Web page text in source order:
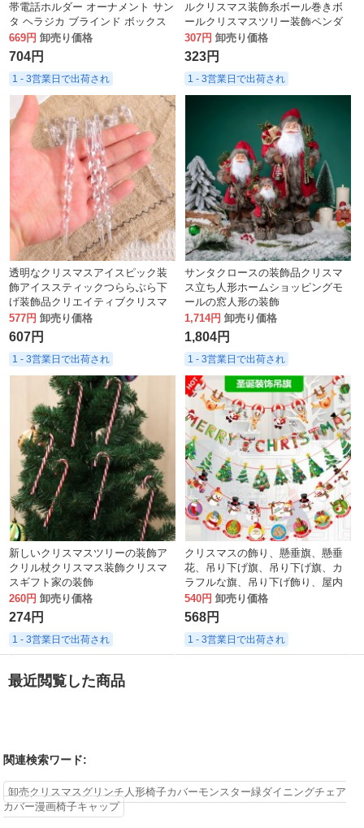
帯電話ホルダー オーナメント サン
タ ヘラジカ ブラインド ボックス
ガール ハート タブレット ホルダ
ー ギフト
669円 卸売り価格
704円
1 - 3営業日で出荷され
ルクリスマス装飾糸ボール巻きボ
ールクリスマスツリー装飾ペンダ
ント手作りボール花アクセサリー
307円 卸売り価格
323円
1 - 3営業日で出荷され
透明なクリスマスアイスピック装
飾アイススティックつららぶら下
げ装飾品クリエイティブクリスマ
スツリーネジアイスペンダント
577円 卸売り価格
607円
1 - 3営業日で出荷され
サンタクロースの装飾品クリスマ
ス立ち人形ホームショッピングモ
ールの窓人形の装飾
1,714円 卸売り価格
1,804円
1 - 3営業日で出荷され
新しいクリスマスツリーの装飾ア
クリル杖クリスマス装飾クリスマ
スギフト家の装飾
260円 卸売り価格
274円
1 - 3営業日で出荷され
クリスマスの飾り、懸垂旗、懸垂
花、吊り下げ旗、吊り下げ旗、カ
ラフルな旗、吊り下げ飾り、屋内
ウィンドウショッピングモールシ
ーンレイアウト
540円 卸売り価格
568円
1 - 3営業日で出荷され
最近閲覧した商品
関連検索ワード:
卸売クリスマスグリンチ人形椅子カバーモンスター緑ダイニングチェア
カバー漫画椅子キャップ